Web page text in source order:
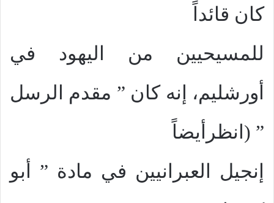
كان قائداً
للمسيحيين من اليهود في
أورشليم، إنه كان ” مقدم الرسل
” (انظرأيضاً
إنجيل العبرانيين في مادة ” أبو